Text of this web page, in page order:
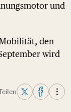
und
den
wird